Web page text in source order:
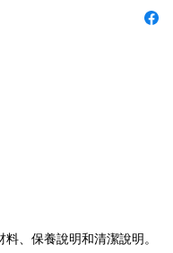
、保養說明和清潔說明。